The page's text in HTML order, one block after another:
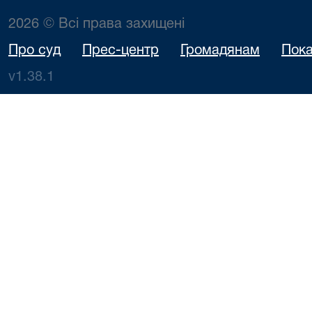
2026 © Всі права захищені
Про суд Прес-центр Громадянам
v1.38.1